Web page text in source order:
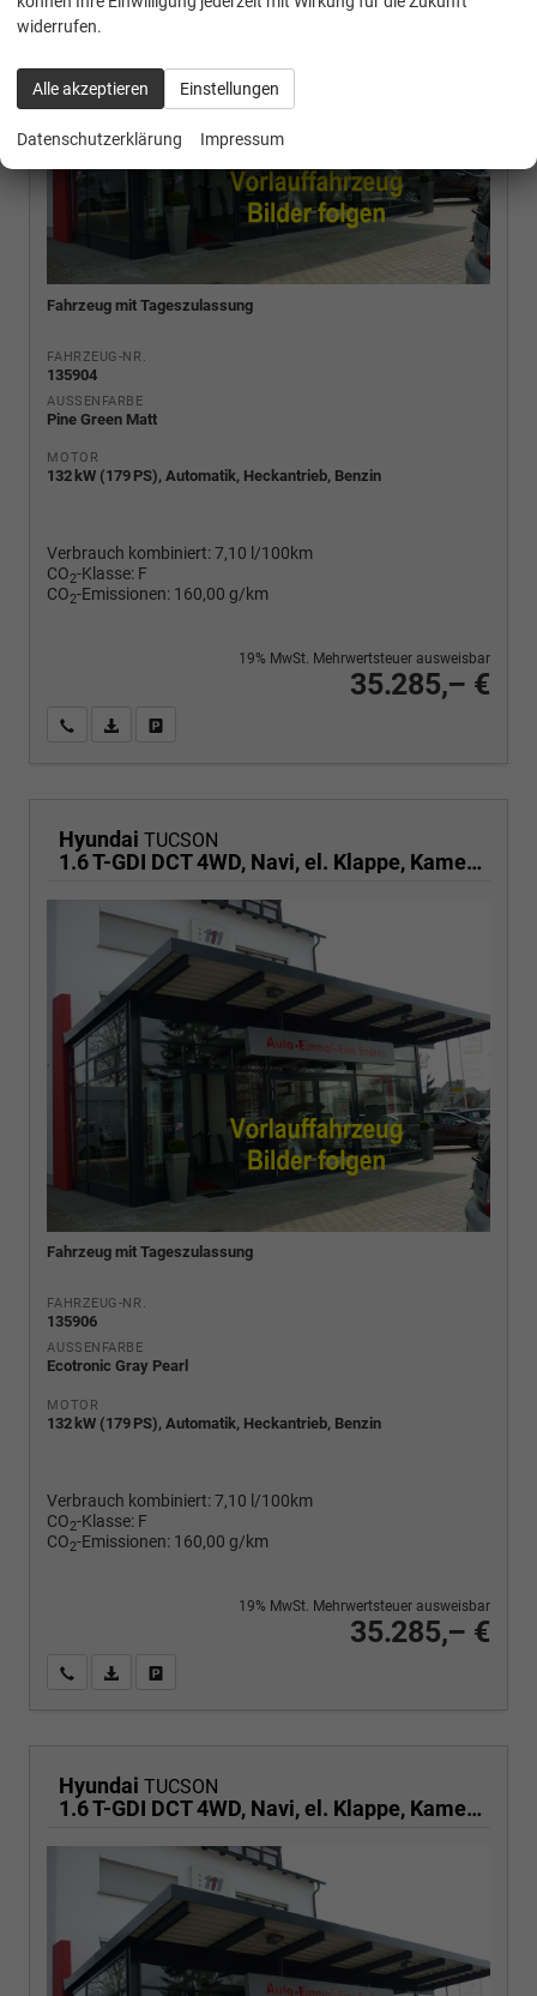
Fahrzeug mit Tageszulassung
FAHRZEUG-NR.
135904
AUSSENFARBE
Pine Green Matt
MOTOR
132 kW (179 PS), Automatik, Heckantrieb, Benzin
Verbrauch kombiniert:7,10 l/100km
CO2-Klasse: F
CO2-Emissionen: 160,00 g/km
35.285,– €
19% MwSt. Mehrwertsteuer ausweisbar
Wir rufen Sie anPDF-Fahrzeugexposé drucken
Hyundai TUCSON
1.6 T-GDI DCT 4WD, Navi, el. Klappe, Kamera, Side, Winter, 19-Zoll
Fahrzeug mit Tageszulassung
FAHRZEUG-NR.
135906
AUSSENFARBE
Ecotronic Gray Pearl
MOTOR
132 kW (179 PS), Automatik, Heckantrieb, Benzin
Verbrauch kombiniert:7,10 l/100km
CO2-Klasse: F
CO2-Emissionen: 160,00 g/km
35.285,– €
19% MwSt. Mehrwertsteuer ausweisbar
Wir rufen Sie anPDF-Fahrzeugexposé drucken
Hyundai TUCSON
1.6 T-GDI DCT 4WD, Navi, el. Klappe, Kamera, Side, Winter, 19-Zoll
widerrufen.
Alle akzeptieren Einstellungen
Datenschutzerklärung Impressum